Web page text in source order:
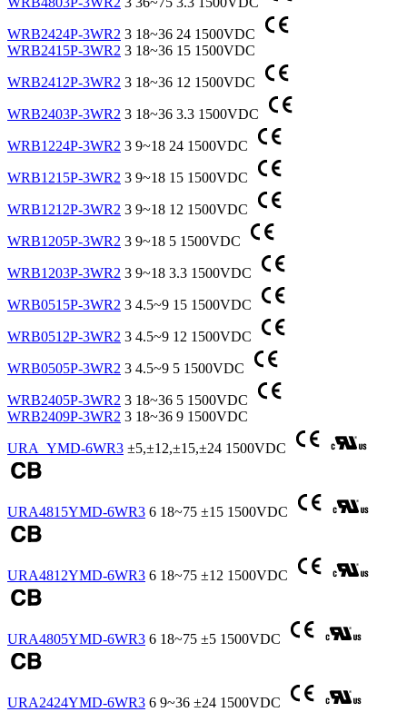
WRB2424P-3WR2 3 18~36 24 1500VDC
WRB2415P-3WR2 3 18~36 15 1500VDC
WRB2412P-3WR2 3 18~36 12 1500VDC
WRB2403P-3WR2 3 18~36 3.3 1500VDC
WRB1224P-3WR2 3 9~18 24 1500VDC
WRB1215P-3WR2 3 9~18 15 1500VDC
WRB1212P-3WR2 3 9~18 12 1500VDC
WRB1205P-3WR2 3 9~18 5 1500VDC
WRB1203P-3WR2 3 9~18 3.3 1500VDC
WRB0515P-3WR2 3 4.5~9 15 1500VDC
WRB0512P-3WR2 3 4.5~9 12 1500VDC
WRB0505P-3WR2 3 4.5~9 5 1500VDC
WRB2405P-3WR2 3 18~36 5 1500VDC
WRB2409P-3WR2 3 18~36 9 1500VDC
URA_YMD-6WR3 ±5,±12,±15,±24 1500VDC
URA4815YMD-6WR3 6 18~75 ±15 1500VDC
URA4812YMD-6WR3 6 18~75 ±12 1500VDC
URA4805YMD-6WR3 6 18~75 ±5 1500VDC
URA2424YMD-6WR3 6 9~36 ±24 1500VDC